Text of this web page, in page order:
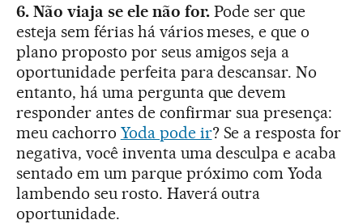
6. Não viaja se ele não for. Pode ser que
esteja sem férias há vários meses, e que o
plano proposto por seus amigos seja a
oportunidade perfeita para descansar. No
entanto, há uma pergunta que devem
responder antes de confirmar sua presença:
meu cachorro Yoda pode ir? Se a resposta for
negativa, você inventa uma desculpa e acaba
sentado em um parque próximo com Yoda
lambendo seu rosto. Haverá outra
oportunidade.